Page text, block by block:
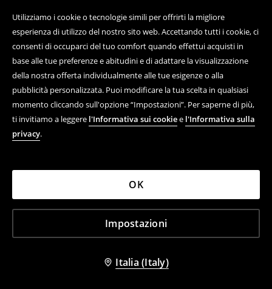
Utilizziamo i cookie o tecnologie simili per offrirti la migliore
esperienza di utilizzo del nostro sito web. Accettando tutti i cookie, ci
consenti di occuparci del tuo comfort quando effettui acquisti in
base alle tue preferenze e abitudini e di adattare la visualizzazione
della nostra offerta individualmente alle tue esigenze o alla
pubblicità personalizzata. Puoi modificare la tua scelta in qualsiasi
momento cliccando sull'opzione “Impostazioni”. Per saperne di più,
ti invitiamo a leggere l'Informativa sui cookiee l'Informativa sulla
privacy.
Impostazioni
OK
Italia (Italy)
35,99 EUR
+39 02 8736 8789